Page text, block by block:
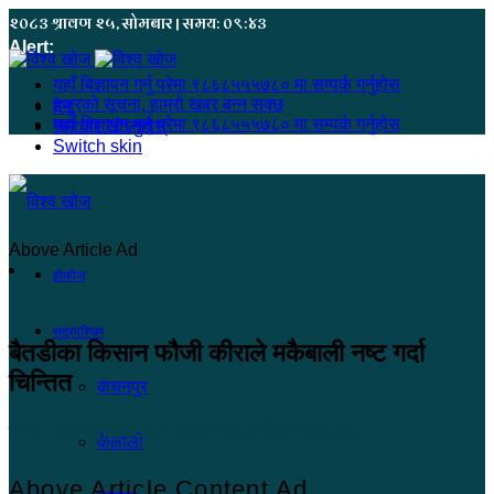
२०८३ श्रावण २५, सोमबार | समय: ०९:४३
Alert:
यहाँ बिज्ञापन गर्नु परेमा ९८६८५५५७८० मा सम्पर्क गर्नुहोस
हजुरको सूचना, हाम्रो खबर बन्न सक्छ
यहाँ बिज्ञापन गर्नु परेमा ९८६८५५५७८० मा सम्पर्क गर्नुहोस
मेनू
समाचार खोज्नुहोस्
Switch skin
होमपेज
सुदूरपश्चिम
कंचनपुर
कैलाली
Above Article Ad
बैतडीका किसान फौजी कीराले मकैबाली नष्ट गर्दा
चिन्तित
खोज सम्वाददाता२०८१ असार २२, शनिबार १०:१४